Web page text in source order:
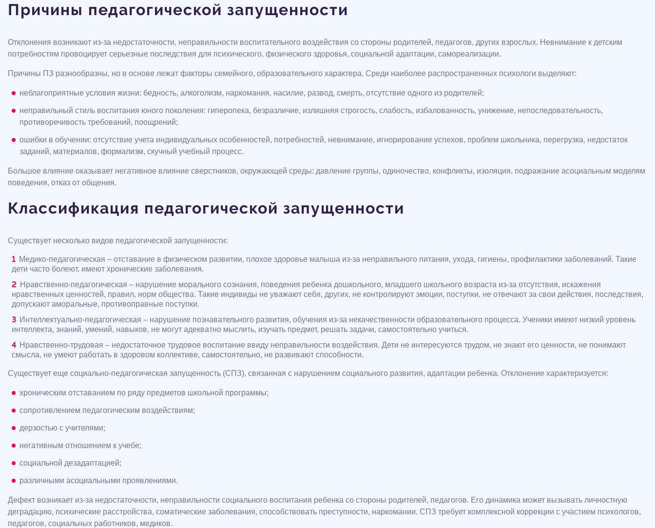
Причины педагогической запущенности
Отклонения возникают из-за недостаточности, неправильности воспитательного воздействия со стороны родителей, педагогов, других взрослых. Невнимание к детским
потребностям провоцирует серьезные последствия для психического, физического здоровья, социальной адаптации, самореализации.
Причины ПЗ разнообразны, но в основе лежат факторы семейного, образовательного характера. Среди наиболее распространенных психологи выделяют:
неблагоприятные условия жизни: бедность, алкоголизм, наркомания, насилие, развод, смерть, отсутствие одного из родителей;
неправильный стиль воспитания юного поколения: гиперопека, безразличие, излишняя строгость, слабость, избалованность, унижение, непоследовательность,
противоречивость требований, поощрений;
ошибки в обучении: отсутствие учета индивидуальных особенностей, потребностей, невнимание, игнорирование успехов, проблем школьника, перегрузка, недостаток
заданий, материалов, формализм, скучный учебный процесс.
Большое влияние оказывает негативное влияние сверстников, окружающей среды: давление группы, одиночество, конфликты, изоляция, подражание асоциальным моделям
поведения, отказ от общения.
Классификация педагогической запущенности
Существует несколько видов педагогической запущенности:
Медико-педагогическая – отставание в физическом развитии, плохое здоровье малыша из-за неправильного питания, ухода, гигиены, профилактики заболеваний. Такие
дети часто болеют, имеют хронические заболевания.
Нравственно-педагогическая – нарушение морального сознания, поведения ребенка дошкольного, младшего школьного возраста из-за отсутствия, искажения
нравственных ценностей, правил, норм общества. Такие индивиды не уважают себя, других, не контролируют эмоции, поступки, не отвечают за свои действия, последствия,
допускают аморальные, противоправные поступки.
Интеллектуально-педагогическая – нарушение познавательного развития, обучения из-за некачественности образовательного процесса. Ученики имеют низкий уровень
интеллекта, знаний, умений, навыков, не могут адекватно мыслить, изучать предмет, решать задачи, самостоятельно учиться.
Нравственно-трудовая – недостаточное трудовое воспитание ввиду неправильности воздействия. Дети не интересуются трудом, не знают его ценности, не понимают
смысла, не умеют работать в здоровом коллективе, самостоятельно, не развивают способности.
Существует еще социально-педагогическая запущенность (СПЗ), связанная с нарушением социального развития, адаптации ребенка. Отклонение характеризуется:
хроническим отставанием по ряду предметов школьной программы;
сопротивлением педагогическим воздействиям;
дерзостью с учителями;
негативным отношением к учебе;
социальной дезадаптацией;
различными асоциальными проявлениями.
Дефект возникает из-за недостаточности, неправильности социального воспитания ребенка со стороны родителей, педагогов. Его динамика может вызывать личностную
деградацию, психические расстройства, соматические заболевания, способствовать преступности, наркомании. СПЗ требует комплексной коррекции с участием психологов,
педагогов, социальных работников, медиков.